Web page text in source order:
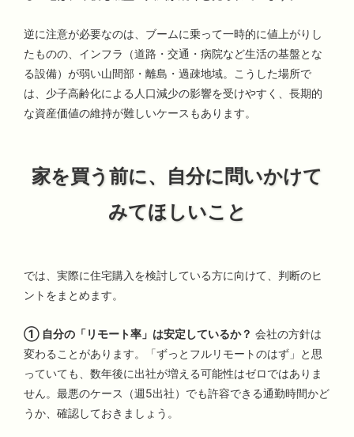
逆に注意が必要なのは、ブームに乗って一時的に値上がりし
たものの、インフラ（道路・交通・病院など生活の基盤とな
る設備）が弱い山間部・離島・過疎地域。こうした場所で
は、少子高齢化による人口減少の影響を受けやすく、長期的
な資産価値の維持が難しいケースもあります。
家を買う前に、自分に問いかけて
みてほしいこと
では、実際に住宅購入を検討している方に向けて、判断のヒ
ントをまとめます。
① 自分の「リモート率」は安定しているか？ 会社の方針は
変わることがあります。「ずっとフルリモートのはず」と思
っていても、数年後に出社が増える可能性はゼロではありま
せん。最悪のケース（週5出社）でも許容できる通勤時間かど
うか、確認しておきましょう。